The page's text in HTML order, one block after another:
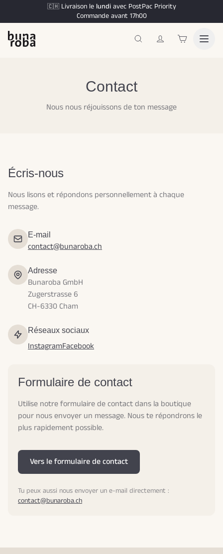
🇨🇭 Livraison le lundiavec PostPac Priority
Commande avant 17h00
Contact
Nous nous réjouissons de ton message
Écris-nous
Nous lisons et répondons personnellement à chaque
message.
E-mail
contact@bunaroba.ch
Adresse
Bunaroba GmbH
Zugerstrasse 6
CH-6330 Cham
Réseaux sociaux
InstagramFacebook
Formulaire de contact
Utilise notre formulaire de contact dans la boutique
pour nous envoyer un message. Nous te répondrons le
plus rapidement possible.
Vers le formulaire de contact
Tu peux aussi nous envoyer un e-mail directement :
contact@bunaroba.ch